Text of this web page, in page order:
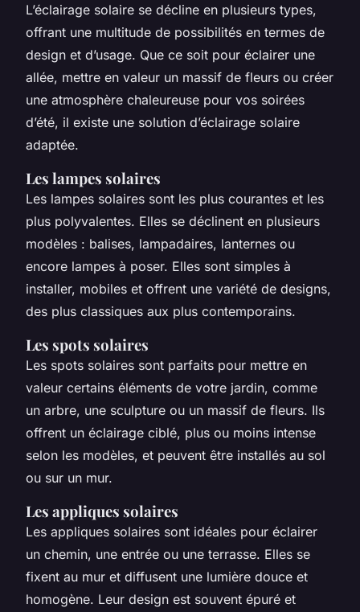
L’éclairage solaire se décline en plusieurs types,
offrant une multitude de possibilités en termes de
design et d’usage. Que ce soit pour éclairer une
allée, mettre en valeur un massif de fleurs ou créer
une atmosphère chaleureuse pour vos soirées
d’été, il existe une solution d’éclairage solaire
adaptée.
Les lampes solaires
Les lampes solaires sont les plus courantes et les
plus polyvalentes. Elles se déclinent en plusieurs
modèles : balises, lampadaires, lanternes ou
encore lampes à poser. Elles sont simples à
installer, mobiles et offrent une variété de designs,
des plus classiques aux plus contemporains.
Les spots solaires
Les spots solaires sont parfaits pour mettre en
valeur certains éléments de votre jardin, comme
un arbre, une sculpture ou un massif de fleurs. Ils
offrent un éclairage ciblé, plus ou moins intense
selon les modèles, et peuvent être installés au sol
ou sur un mur.
Les appliques solaires
Les appliques solaires sont idéales pour éclairer
un chemin, une entrée ou une terrasse. Elles se
fixent au mur et diffusent une lumière douce et
homogène. Leur design est souvent épuré et